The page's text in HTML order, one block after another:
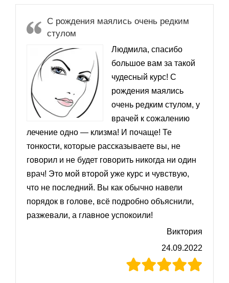
С рождения маялись очень редким
стулом
Людмила, спасибо
большое вам за такой
чудесный курс! С
рождения маялись
очень редким стулом, у
врачей к сожалению
лечение одно — клизма! И почаще! Те
тонкости, которые рассказываете вы, не
говорил и не будет говорить никогда ни один
врач! Это мой второй уже курс и чувствую,
что не последний. Вы как обычно навели
порядок в голове, всё подробно объяснили,
разжевали, а главное успокоили!
Виктория
24.09.2022